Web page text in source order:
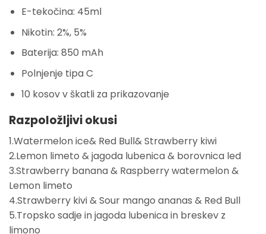
E-tekočina: 45ml
Nikotin: 2%, 5%
Baterija: 850 mAh
Polnjenje tipa C
10 kosov v škatli za prikazovanje
Razpoložljivi okusi
1.Watermelon ice& Red Bull& Strawberry kiwi
2.Lemon limeto & jagoda lubenica & borovnica led
3.Strawberry banana & Raspberry watermelon &
Lemon limeto
4.Strawberry kivi & Sour mango ananas & Red Bull
5.Tropsko sadje in jagoda lubenica in breskev z
limono